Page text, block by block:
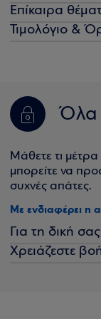
Επίκαιρα
Τιμολόγιο &
Όλα
Μάθετε τι
μπορείτε να
συχνές απάτες.
Με ενδιαφέρει η
Για τη δική
Χρειάζεστε